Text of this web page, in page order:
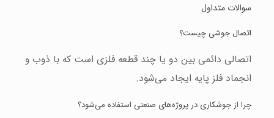
سوالات متداول
اتصال جوشی چیست؟
اتصالی دائمی بین دو یا چند قطعه فلزی است که با ذوب و
انجماد فلز پایه ایجاد می‌شود.
چرا از جوشکاری در پروژه‌های صنعتی استفاده می‌شود؟